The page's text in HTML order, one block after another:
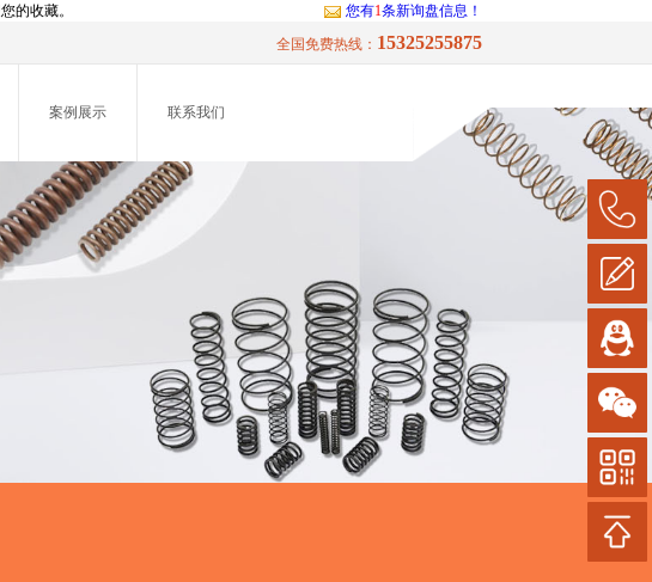
的收藏。 您有1条新询盘信息！
全国免费热线： 15325255875
案例展示 联系我们